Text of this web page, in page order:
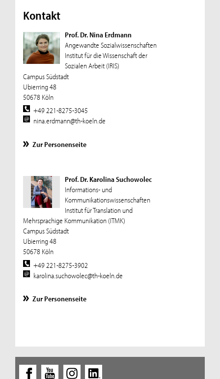
Kontakt
Prof. Dr. Nina Erdmann
Angewandte Sozialwissenschaften
Institut für die Wissenschaft der
Sozialen Arbeit (IRIS)
Campus Südstadt
Ubierring 48
50678 Köln
+49 221-8275-3045
nina.erdmann@th-koeln.de
Zur Personenseite
Prof. Dr. Karolina Suchowolec
Informations- und
Kommunikationswissenschaften
Institut für Translation und
Mehrsprachige Kommunikation (ITMK)
Campus Südstadt
Ubierring 48
50678 Köln
+49 221-8275-3902
karolina.suchowolec@th-koeln.de
Zur Personenseite